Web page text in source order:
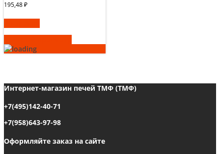
195,48₽
Интернет-магазин печей ТМФ (ТМФ)
+7(495)142-40-71
+7(958)643-97-98
Оформляйте заказ на сайте